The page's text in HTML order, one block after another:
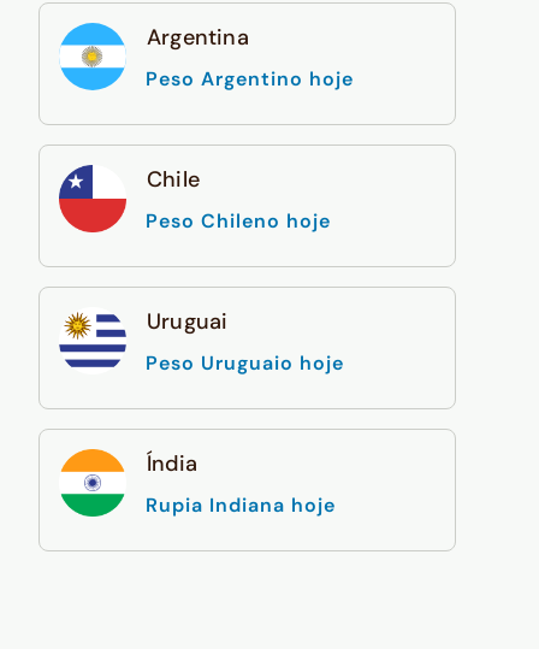
Argentina
Peso Argentino hoje
Chile
Peso Chileno hoje
Uruguai
Peso Uruguaio hoje
Índia
Rupia Indiana hoje